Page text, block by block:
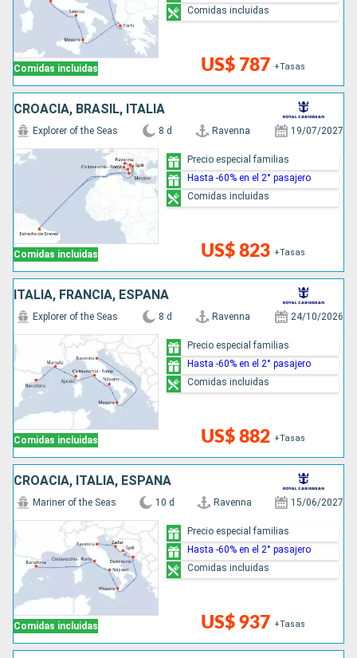
Comidas incluidas US$ 787 +Tasas
Comidas incluidas
CROACIA, BRASIL, ITALIA
Comidas incluidas
Explorer of the Seas 8 d Ravenna 19/07/2027
US$ 823 +Tasas
Precio especial familias
Hasta -60% en el 2° pasajero
Comidas incluidas
ITALIA, FRANCIA, ESPAÑA
Comidas incluidas
Explorer of the Seas 8 d Ravenna 24/10/2026
US$ 882 +Tasas
Precio especial familias
Hasta -60% en el 2° pasajero
Comidas incluidas
CROACIA, ITALIA, ESPAÑA
Comidas incluidas
Mariner of the Seas 10 d Ravenna 15/06/2027
US$ 937 +Tasas
Precio especial familias
Hasta -60% en el 2° pasajero
Comidas incluidas